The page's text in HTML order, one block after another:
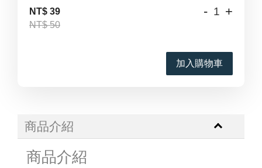
NT$ 39
NT$ 50
- +
加入購物車
商品介紹
商品介紹